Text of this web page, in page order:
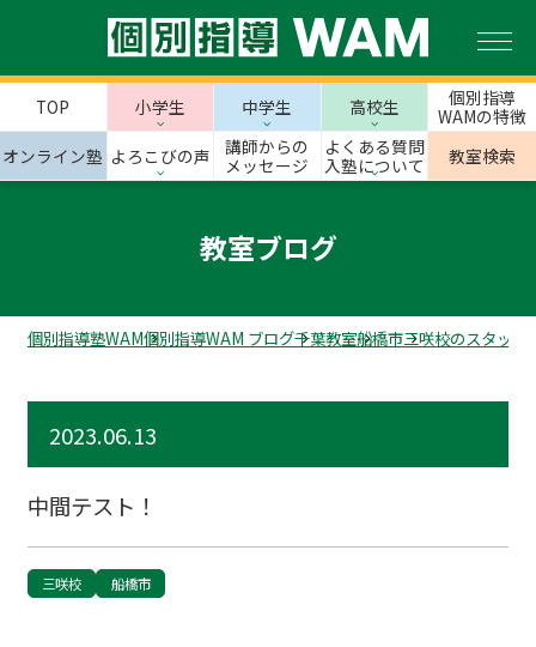
TOP 小学生 中学生 高校生
個別指導
WAMの特徴
オンライン塾 よろこびの声
講師からの
メッセージ
よくある質問
入塾について
教室検索
教室ブログ
個別指導塾WAM個別指導WAM ブログ千葉教室船橋市三咲校のスタッフ
2023.06.13
中間テスト！
三咲校 船橋市